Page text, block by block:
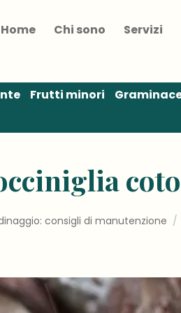
Home Chi sono Servizi
Frutti minori
consigli di manutenzione /